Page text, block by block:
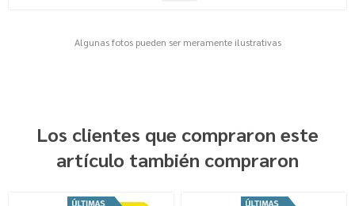
Algunas fotos pueden ser meramente ilustrativas
Los clientes que compraron este
artículo también compraron